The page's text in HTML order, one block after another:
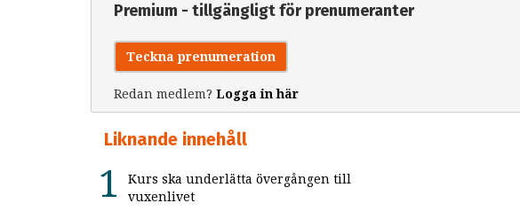
Premium - tillgängligt för prenumeranter
Teckna prenumeration
Redan medlem? Logga in här
Liknande innehåll
Kurs ska underlätta övergången till
vuxenlivet